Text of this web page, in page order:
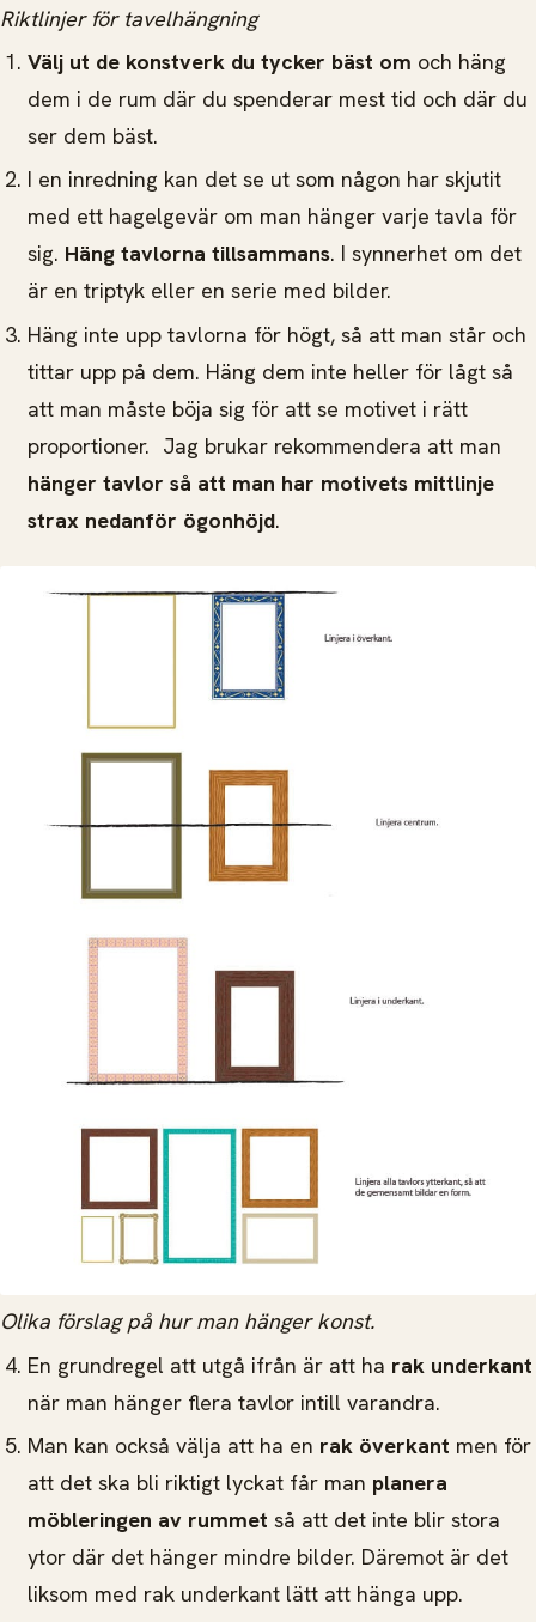
Riktlinjer för tavelhängning
Välj ut de konstverk du tycker bäst om och häng
dem i de rum där du spenderar mest tid och där du
ser dem bäst.
I en inredning kan det se ut som någon har skjutit
med ett hagelgevär om man hänger varje tavla för
sig. Häng tavlorna tillsammans. I synnerhet om det
är en triptyk eller en serie med bilder.
Häng inte upp tavlorna för högt, så att man står och
tittar upp på dem. Häng dem inte heller för lågt så
att man måste böja sig för att se motivet i rätt
proportioner. Jag brukar rekommendera att man
hänger tavlor så att man har motivets mittlinje
strax nedanför ögonhöjd.
Olika förslag på hur man hänger konst.
En grundregel att utgå ifrån är att ha rak underkant
när man hänger flera tavlor intill varandra.
Man kan också välja att ha en rak överkant men för
att det ska bli riktigt lyckat får man planera
möbleringen av rummet så att det inte blir stora
ytor där det hänger mindre bilder. Däremot är det
liksom med rak underkant lätt att hänga upp.